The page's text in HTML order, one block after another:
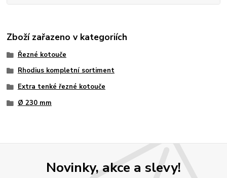
Zboží zařazeno v kategoriích
Řezné kotouče
Rhodius kompletní sortiment
Extra tenké řezné kotouče
Ø 230 mm
Novinky, akce a slevy!